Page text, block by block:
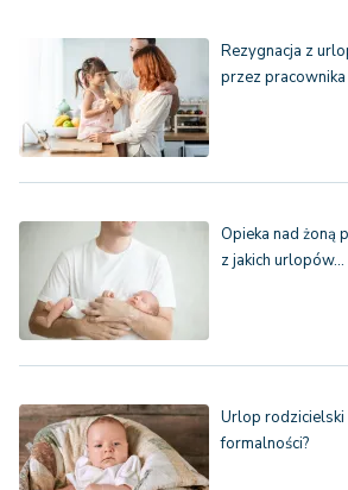
Rezygnacja z
przez
Opieka nad żoną
z jakich urlopów…
Urlop
formalności?